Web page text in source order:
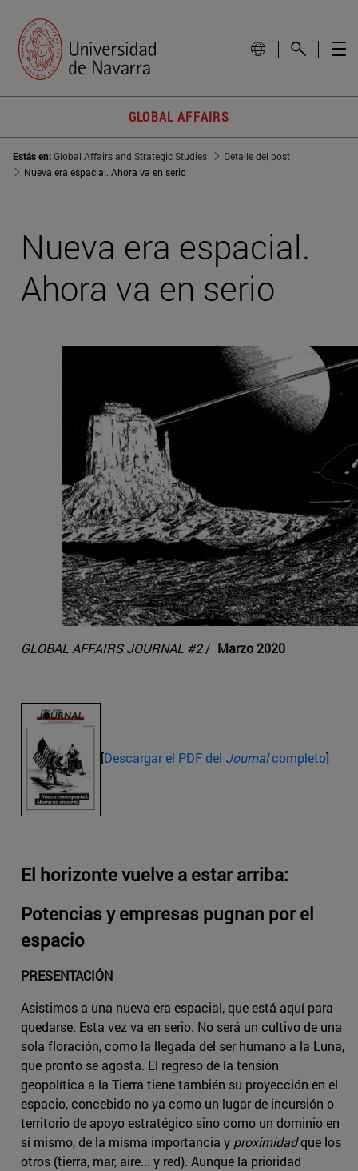
GLOBAL AFFAIRS
Estás en:Global Affairs and Strategic Studies
Detalle del post
Nueva era espacial. Ahora va en serio
Nueva era espacial.
Ahora va en serio
GLOBAL AFFAIRS JOURNAL #2 / Marzo 2020
[Descargar el PDF del Journalcompleto]
El horizonte vuelve a estar arriba:
Potencias y empresas pugnan por el
espacio
PRESENTACIÓN
Asistimos a una nueva era espacial, que está aquí para
quedarse. Esta vez va en serio. No será un cultivo de una
sola floración, como la llegada del ser humano a la Luna,
que pronto se agosta. El regreso de la tensión
geopolítica a la Tierra tiene también su proyección en el
espacio, concebido no ya como un lugar de incursión o
territorio de apoyo estratégico sino como un dominio en
sí mismo, de la misma importancia y proximidadque los
otros (tierra, mar, aire... y red). Aunque la prioridad